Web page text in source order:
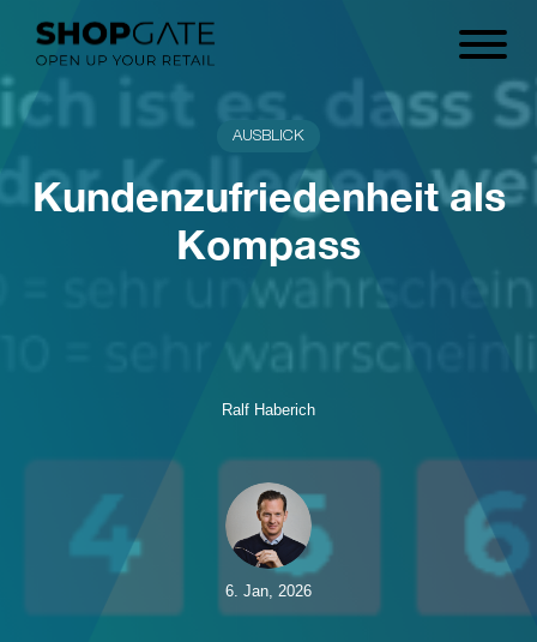
AUSBLICK
Kundenzufriedenheit als
Kompass
Ralf Haberich
6. Jan, 2026